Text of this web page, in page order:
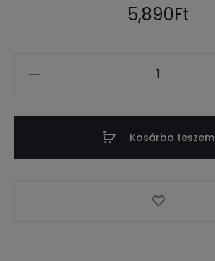
5,890Ft
Kosárba teszem